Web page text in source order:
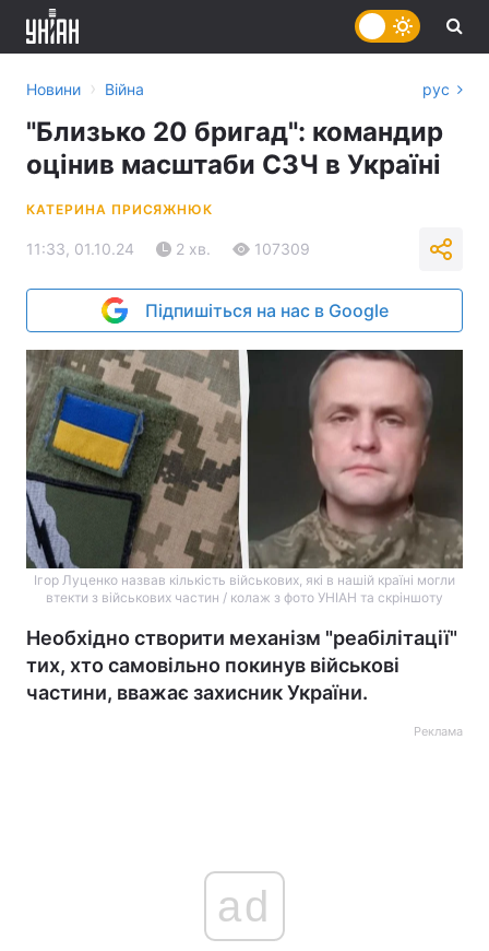
Новини › Війна рус
"Близько 20 бригад": командир
оцінив масштаби СЗЧ в Україні
КАТЕРИНА ПРИСЯЖНЮК
11:33, 01.10.24 2 хв. 107309
Підпишіться на нас в Google
Ігор Луценко назвав кількість військових, які в нашій країні могли
втекти з військових частин / колаж з фото УНІАН та скріншоту
Необхідно створити механізм "реабілітації"
тих, хто самовільно покинув військові
частини, вважає захисник України.
Реклама
ad